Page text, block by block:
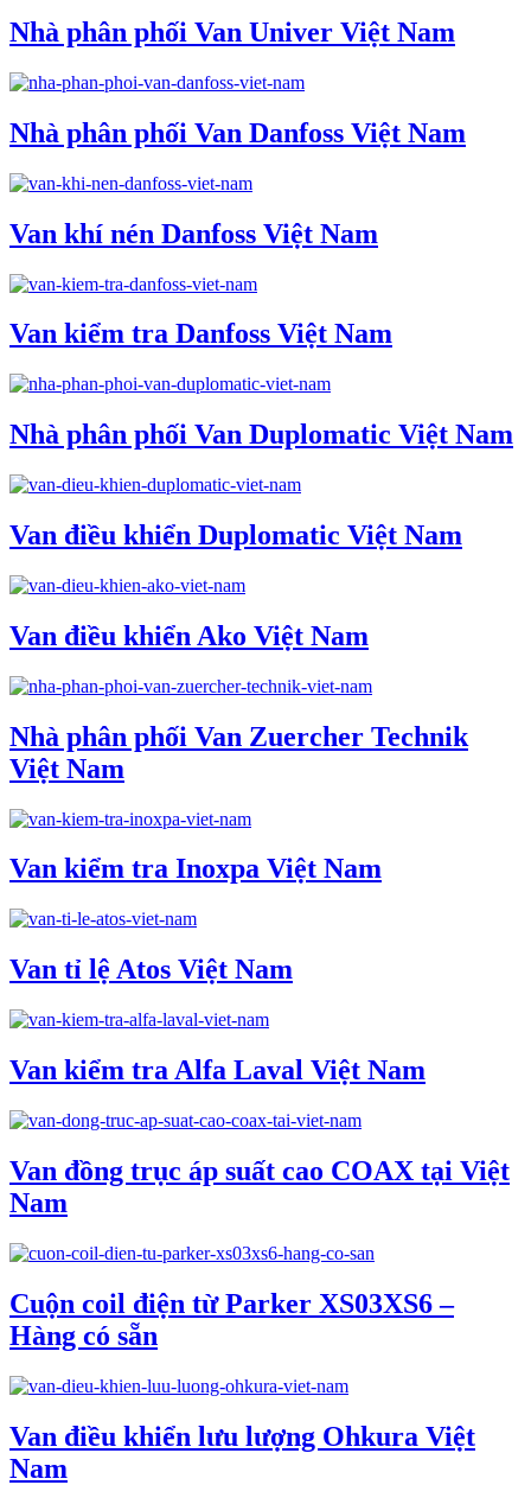
Nhà phân phối Van Univer Việt Nam
Nhà phân phối Van Danfoss Việt Nam
Van khí nén Danfoss Việt Nam
Van kiểm tra Danfoss Việt Nam
Nhà phân phối Van Duplomatic Việt Nam
Van điều khiển Duplomatic Việt Nam
Van điều khiển Ako Việt Nam
Nhà phân phối Van Zuercher Technik
Việt Nam
Van kiểm tra Inoxpa Việt Nam
Van tỉ lệ Atos Việt Nam
Van kiểm tra Alfa Laval Việt Nam
Van đồng trục áp suất cao COAX tại Việt
Nam
Cuộn coil điện từ Parker XS03XS6 –
Hàng có sẵn
Van điều khiển lưu lượng Ohkura Việt
Nam